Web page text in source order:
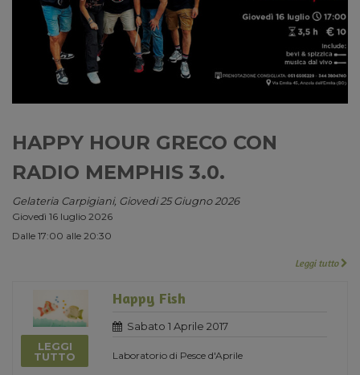
HAPPY HOUR GRECO CON
RADIO MEMPHIS 3.0.
Gelateria Carpigiani, Giovedi 25 Giugno 2026
Giovedì 16 luglio 2026
Dalle 17:00 alle 20:30
Leggi tutto
LEGGI
TUTTO
Happy Fish
Sabato 1 Aprile 2017
Laboratorio di Pesce d'Aprile